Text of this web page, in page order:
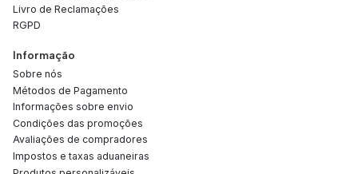
Livro de Reclamações
RGPD
Informação
Sobre nós
Métodos de Pagamento
Informações sobre envio
Condições das promoções
Avaliações de compradores
Impostos e taxas aduaneiras